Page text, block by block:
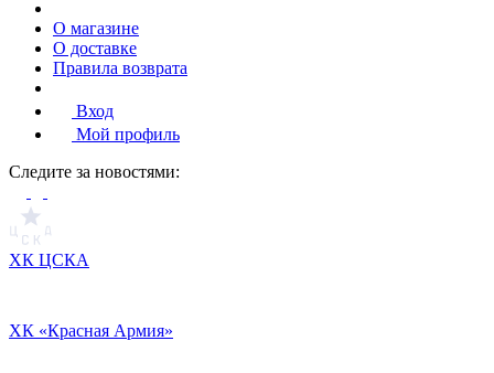
О магазине
О доставке
Правила возврата
Вход
Мой профиль
Cледите за новостями:
ХК ЦСКА
ХК «Красная Армия»